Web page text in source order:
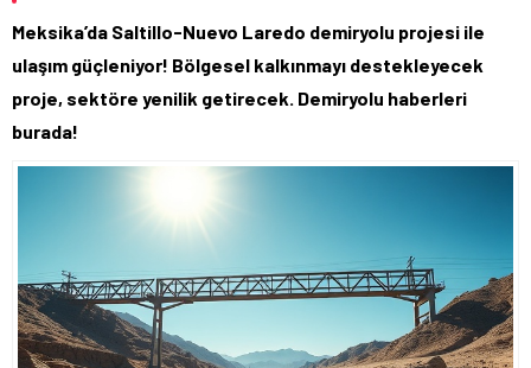
Meksika’da Saltillo-Nuevo Laredo demiryolu projesi ile
ulaşım güçleniyor! Bölgesel kalkınmayı destekleyecek
proje, sektöre yenilik getirecek. Demiryolu haberleri
burada!